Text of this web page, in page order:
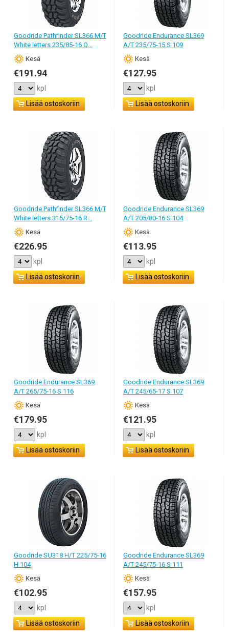
Goodride Pathfinder SL366 M/T
White letters 235/85-16 Q...
Кesä
€191.94
kpl
Lisää ostoskoriin
Goodride Endurance SL369
A/T 235/75-15 S 109
Кesä
€127.95
kpl
Lisää ostoskoriin
Goodride Pathfinder SL366 M/T
White letters 315/75-16 R...
Кesä
€226.95
kpl
Lisää ostoskoriin
Goodride Endurance SL369
A/T 205/80-16 S 104
Кesä
€113.95
kpl
Lisää ostoskoriin
Goodride Endurance SL369
A/T 265/75-16 S 116
Кesä
€179.95
kpl
Lisää ostoskoriin
Goodride Endurance SL369
A/T 245/65-17 S 107
Кesä
€121.95
kpl
Lisää ostoskoriin
Goodride SU318 H/T 225/75-16
H 104
Кesä
€102.95
kpl
Lisää ostoskoriin
Goodride Endurance SL369
A/T 245/75-16 S 111
Кesä
€157.95
kpl
Lisää ostoskoriin